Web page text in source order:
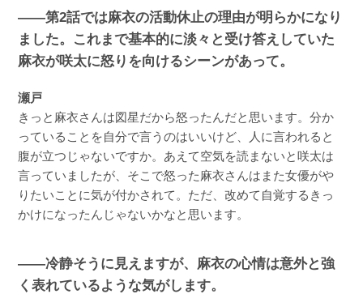
――第2話では麻衣の活動休止の理由が明らかになり
ました。これまで基本的に淡々と受け答えしていた
麻衣が咲太に怒りを向けるシーンがあって。
瀬戸
きっと麻衣さんは図星だから怒ったんだと思います。分か
っていることを自分で言うのはいいけど、人に言われると
腹が立つじゃないですか。あえて空気を読まないと咲太は
言っていましたが、そこで怒った麻衣さんはまた女優がや
りたいことに気が付かされて。ただ、改めて自覚するきっ
かけになったんじゃないかなと思います。
――冷静そうに見えますが、麻衣の心情は意外と強
く表れているような気がします。